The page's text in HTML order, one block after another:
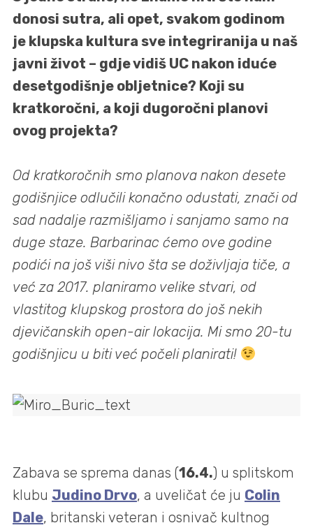
donosi sutra, ali opet, svakom godinom
je klupska kultura sve integriranija u naš
javni život – gdje vidiš UC nakon iduće
desetgodišnje obljetnice? Koji su
kratkoročni, a koji dugoročni planovi
ovog projekta?
Od kratkoročnih smo planova nakon desete
godišnjice odlučili konačno odustati, znači od
sad nadalje razmišljamo i sanjamo samo na
duge staze. Barbarinac ćemo ove godine
podići na još viši nivo šta se doživljaja tiče, a
već za 2017. planiramo velike stvari, od
vlastitog klupskog prostora do još nekih
djevičanskih open-air lokacija. Mi smo 20-tu
godišnjicu u biti već počeli planirati!
Zabava se sprema danas (16.4.) u splitskom
klubu Judino Drvo, a uveličat će ju Colin
Dale, britanski veteran i osnivač kultnog